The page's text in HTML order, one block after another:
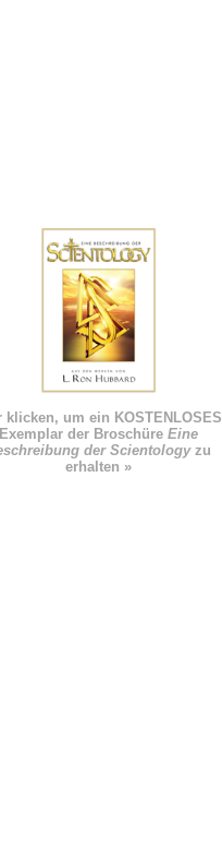
klicken, um ein KOSTENLOSES
Exemplar der Broschüre Eine
der Scientologyzu
erhalten »